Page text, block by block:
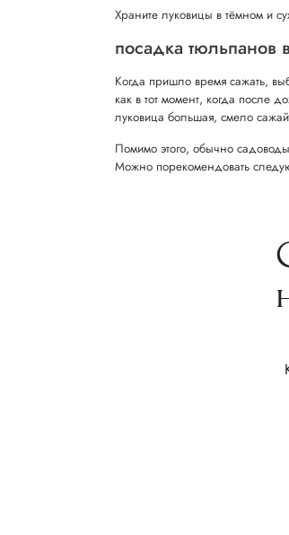
Храните луковицы в тёмном и
посадка тюльпанов
Когда пришло время сажать,
как в тот момент, когда после
луковица большая, смело
Помимо этого, обычно
Можно порекомендовать